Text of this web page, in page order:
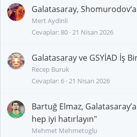
Galatasaray,
Mert Aydinli
Cevaplar 80 21 Nisan 2026
Galatasaray ve GSYİAD İş
Recep Buruk
Cevaplar 6 21 Nisan 2026
Bartuğ Elmaz,
hep iyi hatırlayın"
Mehmet Mehmetoglu